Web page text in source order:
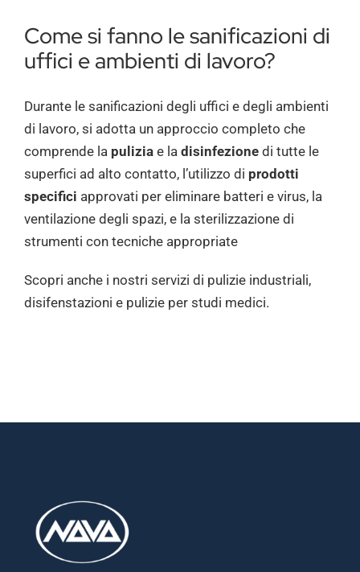
Come si fanno le sanificazioni di
uffici e ambienti di lavoro?
Durante le sanificazioni degli uffici e degli ambienti
di lavoro, si adotta un approccio completo che
comprende la puliziae la disinfezionedi tutte le
superfici ad alto contatto, l’utilizzo di prodotti
specifici approvati per eliminare batteri e virus, la
ventilazione degli spazi, e la sterilizzazione di
strumenti con tecniche appropriate
Scopri anche i nostri servizi di pulizie industriali,
disifenstazioni e pulizie per studi medici.